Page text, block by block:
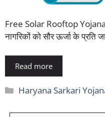
Free Solar Rooftop Yojana
नागरिकों को सौर ऊर्जा के
Read more
Categories
Haryana Sarkari